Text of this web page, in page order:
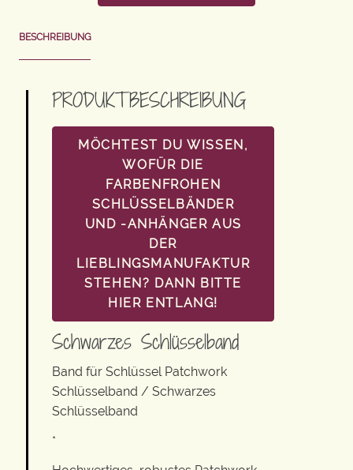
BESCHREIBUNG
PRODUKTBESCHREIBUNG
MÖCHTEST DU WISSEN,
WOFÜR DIE
FARBENFROHEN
SCHLÜSSELBÄNDER
UND -ANHÄNGER AUS
DER
LIEBLINGSMANUFAKTUR
STEHEN? DANN BITTE
HIER ENTLANG!
Schwarzes Schlüsselband
Band für Schlüssel Patchwork
Schlüsselband / Schwarzes
Schlüsselband
*